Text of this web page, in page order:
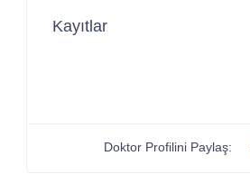
Kayıtlar
Doktor Profilini Paylaş: